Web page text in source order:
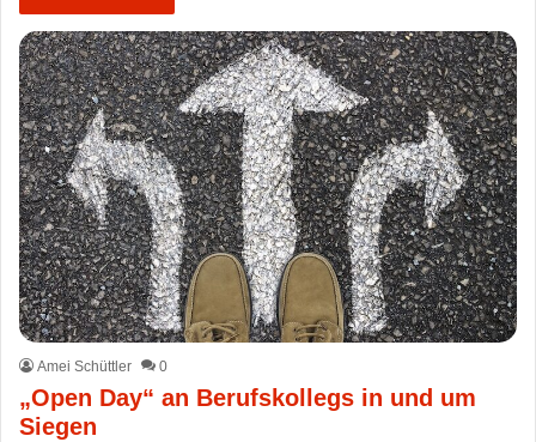
Amei Schüttler 0
„Open Day“ an Berufskollegs in und um
Siegen